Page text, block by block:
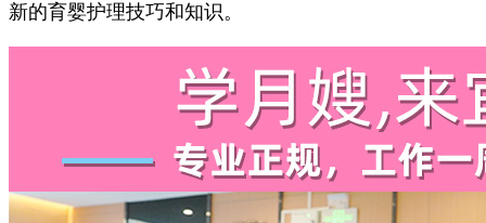
新的育婴护理技巧和知识。